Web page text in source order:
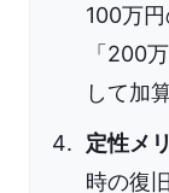
100万
「200
して加算
定性メ
時の復